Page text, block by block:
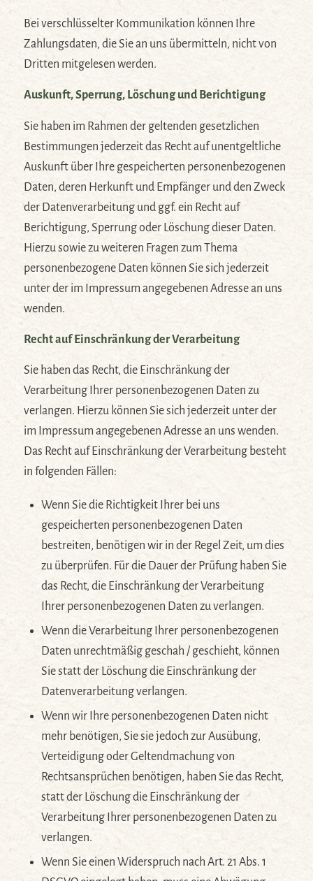
Bei verschlüsselter Kommunikation können Ihre
Zahlungsdaten, die Sie an uns übermitteln, nicht von
Dritten mitgelesen werden.
Auskunft, Sperrung, Löschung und Berichtigung
Sie haben im Rahmen der geltenden gesetzlichen
Bestimmungen jederzeit das Recht auf unentgeltliche
Auskunft über Ihre gespeicherten personenbezogenen
Daten, deren Herkunft und Empfänger und den Zweck
der Datenverarbeitung und ggf. ein Recht auf
Berichtigung, Sperrung oder Löschung dieser Daten.
Hierzu sowie zu weiteren Fragen zum Thema
personenbezogene Daten können Sie sich jederzeit
unter der im Impressum angegebenen Adresse an uns
wenden.
Recht auf Einschränkung der Verarbeitung
Sie haben das Recht, die Einschränkung der
Verarbeitung Ihrer personenbezogenen Daten zu
verlangen. Hierzu können Sie sich jederzeit unter der
im Impressum angegebenen Adresse an uns wenden.
Das Recht auf Einschränkung der Verarbeitung besteht
in folgenden Fällen:
Wenn Sie die Richtigkeit Ihrer bei uns
gespeicherten personenbezogenen Daten
bestreiten, benötigen wir in der Regel Zeit, um dies
zu überprüfen. Für die Dauer der Prüfung haben Sie
das Recht, die Einschränkung der Verarbeitung
Ihrer personenbezogenen Daten zu verlangen.
Wenn die Verarbeitung Ihrer personenbezogenen
Daten unrechtmäßig geschah / geschieht, können
Sie statt der Löschung die Einschränkung der
Datenverarbeitung verlangen.
Wenn wir Ihre personenbezogenen Daten nicht
mehr benötigen, Sie sie jedoch zur Ausübung,
Verteidigung oder Geltendmachung von
Rechtsansprüchen benötigen, haben Sie das Recht,
statt der Löschung die Einschränkung der
Verarbeitung Ihrer personenbezogenen Daten zu
verlangen.
Wenn Sie einen Widerspruch nach Art. 21 Abs. 1